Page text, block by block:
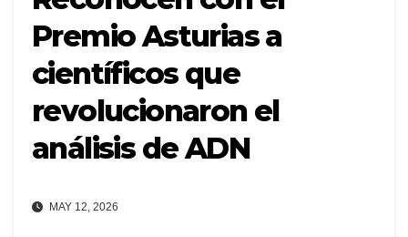
Premio Asturias a
científicos que
revolucionaron el
análisis de ADN
MAY 12, 2026